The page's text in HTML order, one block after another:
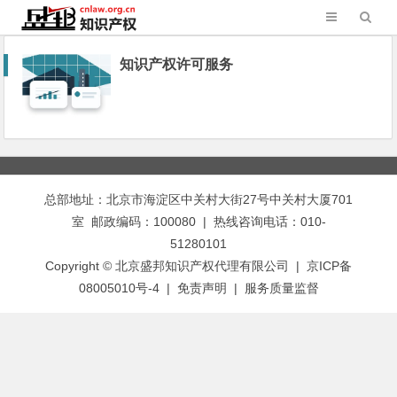
知识产权许可服务
总部地址：北京市海淀区中关村大街27号中关村大厦701
室 邮政编码：100080 | 热线咨询电话：010-
51280101
Copyright © 北京盛邦知识产权代理有限公司 | 京ICP备
08005010号-4 | 免责声明 | 服务质量监督